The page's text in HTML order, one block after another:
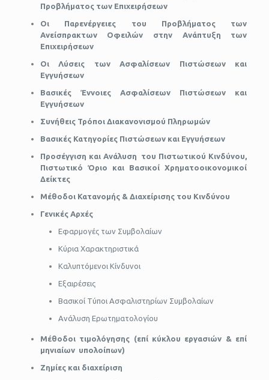
Προβλήματος των Επιχειρήσεων
Οι Παρενέργειες του Προβλήματος των
Ανείσπρακτων Οφειλών στην Ανάπτυξη των
Επιχειρήσεων
Οι Λύσεις των Ασφαλίσεων Πιστώσεων και
Εγγυήσεων
Βασικές Έννοιες Ασφαλίσεων Πιστώσεων και
Εγγυήσεων
Συνήθεις Τρόποι Διακανονισμού Πληρωμών
Βασικές Κατηγορίες Πιστώσεων και Εγγυήσεων
Προσέγγιση και Ανάλυση του Πιστωτικού Κινδύνου,
Πιστωτικό Όριο και Βασικοί Χρηματοοικονομικοί
Δείκτες
Μέθοδοι Κατανομής & Διαχείρισης του Κινδύνου
Γενικές Αρχές
Εφαρμογές των Συμβολαίων
Κύρια Χαρακτηριστικά
Καλυπτόμενοι Κίνδυνοι
Εξαιρέσεις
Βασικοί Τύποι Ασφαλιστηρίων Συμβολαίων
Ανάλυση Ερωτηματολογίου
Μέθοδοι τιμολόγησης (επί κύκλου εργασιών & επί
μηνιαίων υπολοίπων)
Ζημίες και διαχείριση